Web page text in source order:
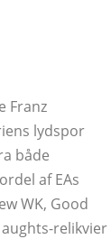
Franz
lydspor
både
af EAs
WK, Good
relikvier